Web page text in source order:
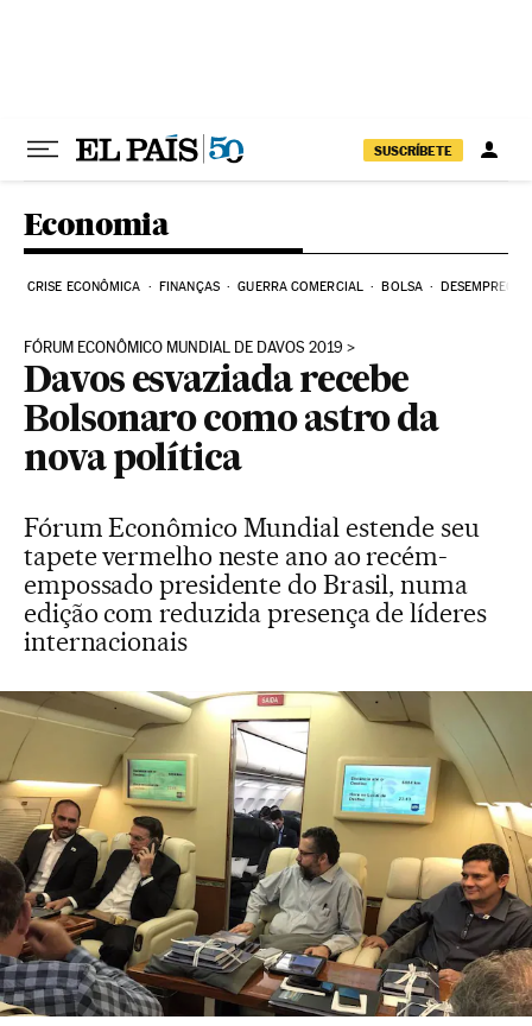
SUSCRÍBETE
Economia
CRISE ECONÔMICA FINANÇAS GUERRA COMERCIAL BOLSA DESEMPREGO
FÓRUM ECONÔMICO MUNDIAL DE DAVOS 2019
Davos esvaziada recebe
Bolsonaro como astro da
nova política
Fórum Econômico Mundial estende seu
tapete vermelho neste ano ao recém-
empossado presidente do Brasil, numa
edição com reduzida presença de líderes
internacionais